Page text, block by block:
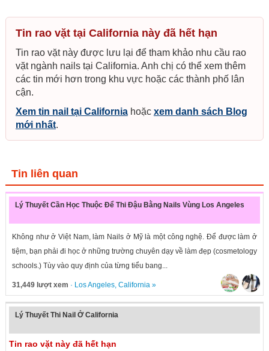
Tin rao vặt tại California này đã hết hạn
Tin rao vặt này được lưu lại để tham khảo nhu cầu rao
vặt ngành nails tại California. Anh chị có thể xem thêm
các tin mới hơn trong khu vực hoặc các thành phố lân
cận.
Xem tin nail tại Californiahoặc xem danh sách Blog
mới nhất.
Tin liên quan
Lý Thuyết Cần Học Thuộc Để Thi Đậu Bằng Nails Vùng Los Angeles
Không như ở Việt Nam, làm Nails ở Mỹ là một công nghệ. Để được làm ở
tiệm, bạn phải đi học ở những trường chuyên dạy về làm đẹp (cosmetology
schools.) Tùy vào quy định của từng tiểu bang...
31,449 lượt xem · Los Angeles, California»
Lý Thuyết Thi Nail Ở California
Tin rao vặt này đã hết hạn